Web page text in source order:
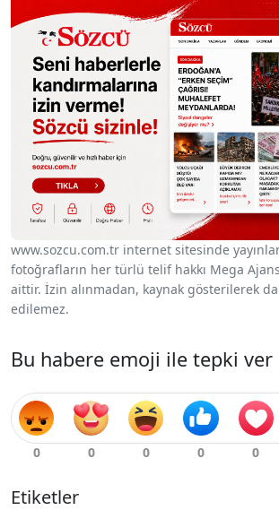
www.sozcu.com.tr internet sitesinde
fotoğrafların her türlü telif hakkı Mega
aittir. İzin alınmadan, kaynak gösterilerek
edilemez.
Bu habere emoji ile tepki ver
Etiketler